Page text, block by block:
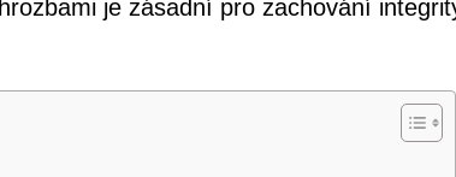
je zásadní pro zachování